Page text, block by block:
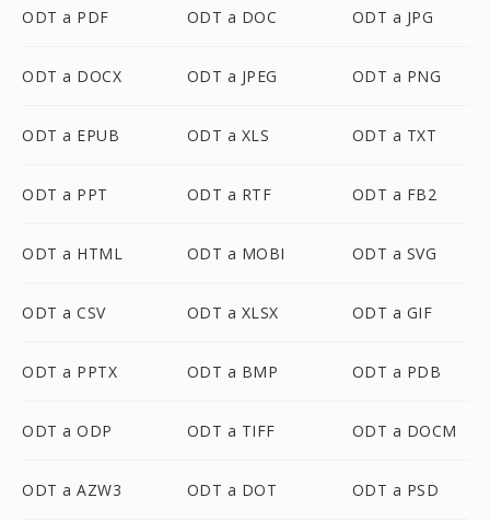
ODT a PDF ODT a DOC ODT a JPG
ODT a DOCX ODT a JPEG ODT a PNG
ODT a EPUB ODT a XLS ODT a TXT
ODT a PPT ODT a RTF ODT a FB2
ODT a HTML ODT a MOBI ODT a SVG
ODT a CSV ODT a XLSX ODT a GIF
ODT a PPTX ODT a BMP ODT a PDB
ODT a ODP ODT a TIFF ODT a DOCM
ODT a AZW3 ODT a DOT ODT a PSD